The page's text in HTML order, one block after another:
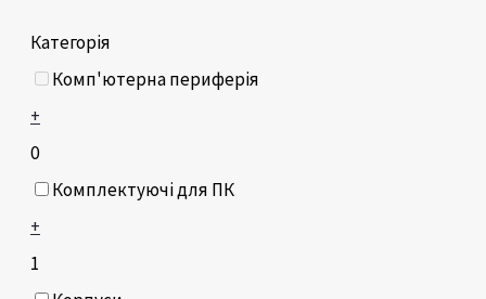
Категорія
Комп'ютерна периферія
+
0
Комплектуючі для ПК
+
1